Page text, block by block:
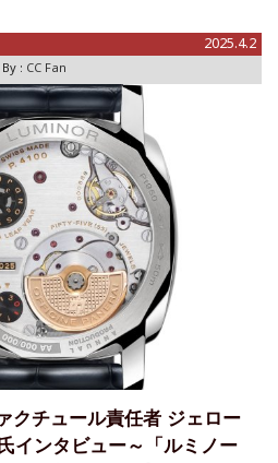
2025.4.2
By : CC Fan
クチュール責任者 ジェロー
インタビュー～「ルミノー